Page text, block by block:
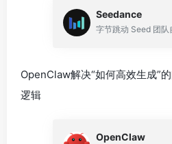
Seedance
OpenClaw解决“如何高效生成”
逻辑
OpenClaw